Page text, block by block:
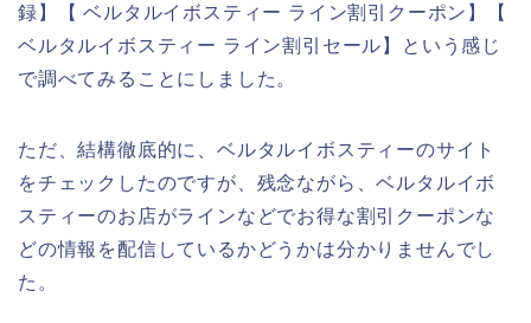
録】【 ベルタルイボスティー ライン割引クーポン】【
ベルタルイボスティー ライン割引セール】という感じ
で調べてみることにしました。
ただ、結構徹底的に、ベルタルイボスティーのサイト
をチェックしたのですが、残念ながら、ベルタルイボ
スティーのお店がラインなどでお得な割引クーポンな
どの情報を配信しているかどうかは分かりませんでし
た。